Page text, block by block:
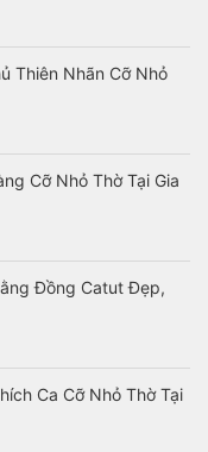
Thiên Nhãn Cỡ Nhỏ
Cỡ Nhỏ Thờ Tại Gia
Đồng Catut Đẹp,
Ca Cỡ Nhỏ Thờ Tại